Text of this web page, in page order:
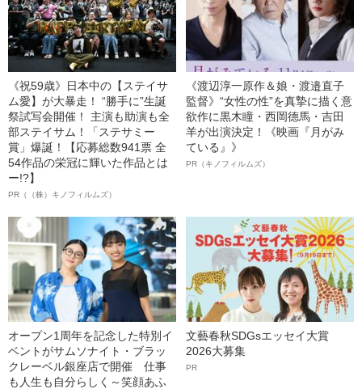
《祝59歳》日本中の【ステイサ
ム愛】が大暴走！ “勝手に”生誕
祭試写会開催！ 主演も助演も全
部ステイサム！「ステサミー
賞」爆誕！【応募総数941票 全
54作品の栄冠に輝いた作品とは
ー!?】
PR（（株）キノフィルムズ）
《渡辺淳一原作＆娘・渡邉直子
監督》“女性の性”を真摯に描く意
欲作に黒木瞳・西岡德馬・吉田
羊が出演決定！《映画『月がみ
ている』》
PR（キノフィルムズ）
オープン1周年を記念した特別イ
ベントがサムソナイト・ブラッ
クレーベル銀座店で開催 仕事
も人生も自分らしく～笑顔あふ
文藝春秋SDGsエッセイ大賞
2026大募集
PR